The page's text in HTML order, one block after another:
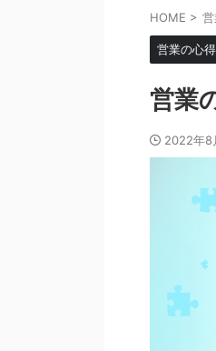
HOME >
営業の心得
営業
2022年8